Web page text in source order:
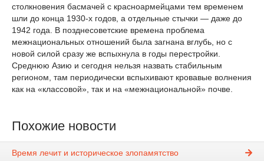
столкновения басмачей с красноармейцами тем временем
шли до конца 1930-х годов, а отдельные стычки — даже до
1942 года. В позднесоветские времена проблема
межнациональных отношений была загнана вглубь, но с
новой силой сразу же вспыхнула в годы перестройки.
Среднюю Азию и сегодня нельзя назвать стабильным
регионом, там периодически вспыхивают кровавые волнения
как на «классовой», так и на «межнациональной» почве.
Похожие новости
Время лечит и историческое злопамятство